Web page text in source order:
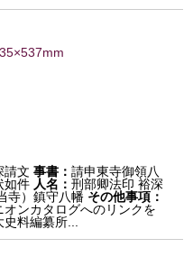
請文 事書：請申東寺御領八
如件 人名：刑部卿法印 裕深
寺）鎮守八幡 その他事項：
オンカタログへのリンクを
史料編纂所...